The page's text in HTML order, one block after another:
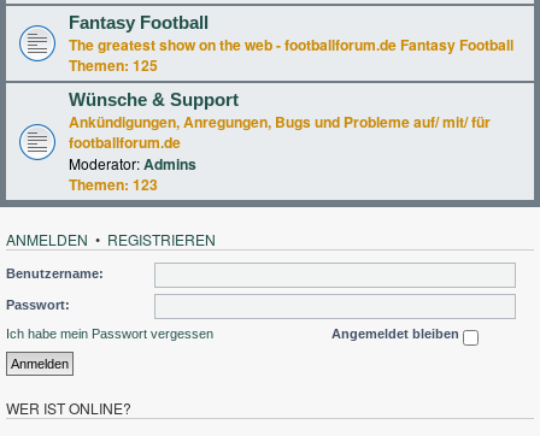
Fantasy Football
The greatest show on the web - footballforum.de Fantasy Football
Themen: 125
Wünsche & Support
Ankündigungen, Anregungen, Bugs und Probleme auf/ mit/ für
footballforum.de
Moderator:Admins
Themen: 123
ANMELDEN • REGISTRIEREN
Benutzername:
Passwort:
Ich habe mein Passwort vergessen
Angemeldet bleiben
WER IST ONLINE?